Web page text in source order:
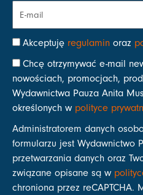
Akceptuję regulamin oraz
Chcę otrzymywać e-mail
nowościach, promocjach,
Wydawnictwa Pauza Anita
określonych w polityce
Administratorem danych
formularzu jest Wydawnictwo
przetwarzania danych oraz
związane opisane są w
chroniona przez reCAPTCHA.